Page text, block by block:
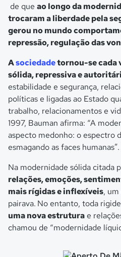
de que ao longo da
trocaram a liberdade pela
gerou no mundo
repressão, regulação das
Asociedadetornou-se cada
sólida, repressiva e
estabilidade e segurança,
políticas e ligadas ao Estado
trabalho, relacionamentos e
1997, Bauman afirma: “A
aspecto medonho: o espectro
esmagando as faces humanas”.
Na modernidade sólida citada
relações, emoções,
mais rígidas e inflexíveis,
pairava. No entanto, toda
uma nova estrutura e
chamou de “modernidade